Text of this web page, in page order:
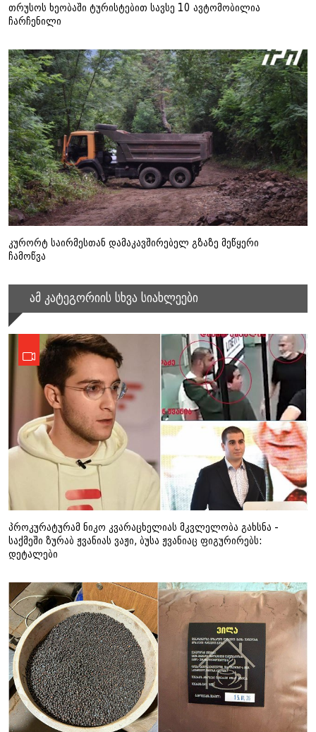
თრუსოს ხეობაში ტურისტებით სავსე 10 ავტომობილია
ჩარჩენილი
კურორტ საირმესთან დამაკავშირებელ გზაზე მეწყერი
ჩამოწვა
ამ კატეგორიის სხვა სიახლეები
პროკურატურამ ნიკო კვარაცხელიას მკვლელობა გახსნა -
საქმეში ზურაბ ჟვანიას ვაჟი, ბუსა ჟვანიაც ფიგურირებს:
დეტალები